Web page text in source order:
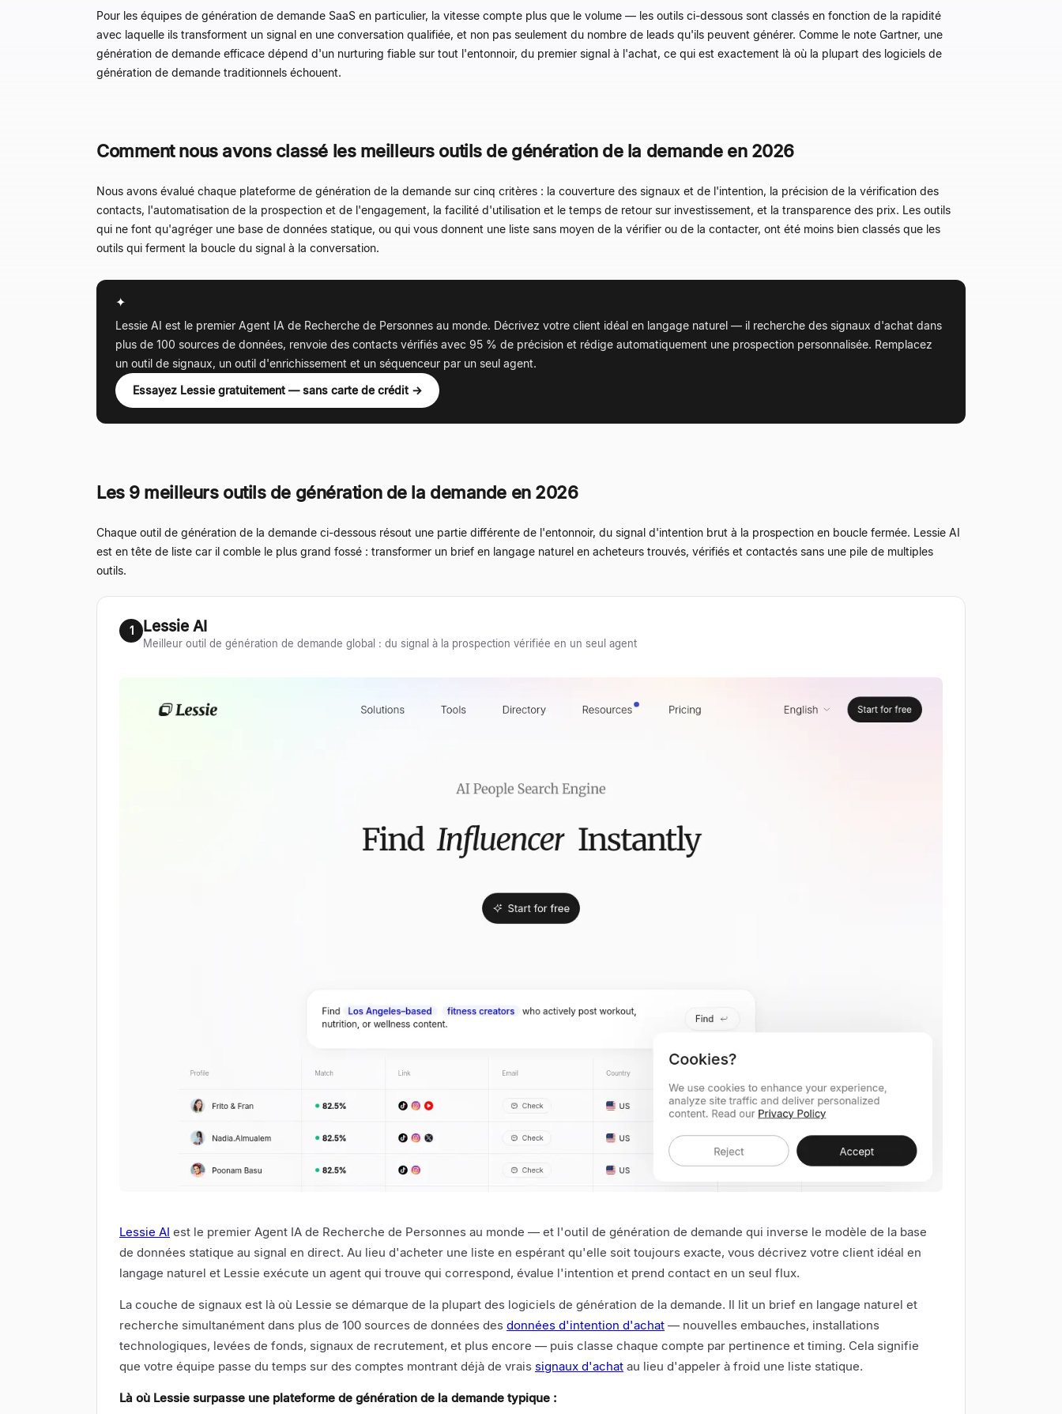
Pour les équipes de génération de demande SaaS en particulier, la vitesse compte plus que le volume — les outils ci-dessous sont classés en fonction de la rapidité
avec laquelle ils transforment un signal en une conversation qualifiée, et non pas seulement du nombre de leads qu'ils peuvent générer. Comme le note Gartner, une
génération de demande efficace dépend d'un nurturing fiable sur tout l'entonnoir, du premier signal à l'achat, ce qui est exactement là où la plupart des logiciels de
génération de demande traditionnels échouent.
Comment nous avons classé les meilleurs outils de génération de la demande en 2026
Nous avons évalué chaque plateforme de génération de la demande sur cinq critères : la couverture des signaux et de l'intention, la précision de la vérification des
contacts, l'automatisation de la prospection et de l'engagement, la facilité d'utilisation et le temps de retour sur investissement, et la transparence des prix. Les outils
qui ne font qu'agréger une base de données statique, ou qui vous donnent une liste sans moyen de la vérifier ou de la contacter, ont été moins bien classés que les
outils qui ferment la boucle du signal à la conversation.
✦
Lessie AI est le premier Agent IA de Recherche de Personnes au monde. Décrivez votre client idéal en langage naturel — il recherche des signaux d'achat dans
plus de 100 sources de données, renvoie des contacts vérifiés avec 95 % de précision et rédige automatiquement une prospection personnalisée. Remplacez
un outil de signaux, un outil d'enrichissement et un séquenceur par un seul agent.
Essayez Lessie gratuitement — sans carte de crédit →
Les 9 meilleurs outils de génération de la demande en 2026
Chaque outil de génération de la demande ci-dessous résout une partie différente de l'entonnoir, du signal d'intention brut à la prospection en boucle fermée. Lessie AI
est en tête de liste car il comble le plus grand fossé : transformer un brief en langage naturel en acheteurs trouvés, vérifiés et contactés sans une pile de multiples
outils.
1 Lessie AI
Meilleur outil de génération de demande global : du signal à la prospection vérifiée en un seul agent
Lessie AI est le premier Agent IA de Recherche de Personnes au monde — et l'outil de génération de demande qui inverse le modèle de la base
de données statique au signal en direct. Au lieu d'acheter une liste en espérant qu'elle soit toujours exacte, vous décrivez votre client idéal en
langage naturel et Lessie exécute un agent qui trouve qui correspond, évalue l'intention et prend contact en un seul flux.
La couche de signaux est là où Lessie se démarque de la plupart des logiciels de génération de la demande. Il lit un brief en langage naturel et
recherche simultanément dans plus de 100 sources de données des données d'intention d'achat — nouvelles embauches, installations
technologiques, levées de fonds, signaux de recrutement, et plus encore — puis classe chaque compte par pertinence et timing. Cela signifie
que votre équipe passe du temps sur des comptes montrant déjà de vrais signaux d'achat au lieu d'appeler à froid une liste statique.
Là où Lessie surpasse une plateforme de génération de la demande typique :